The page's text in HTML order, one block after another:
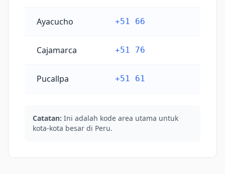
Ayacucho +51 66
Cajamarca +51 76
Pucallpa +51 61
Catatan: Ini adalah kode area utama untuk
kota-kota besar di Peru.